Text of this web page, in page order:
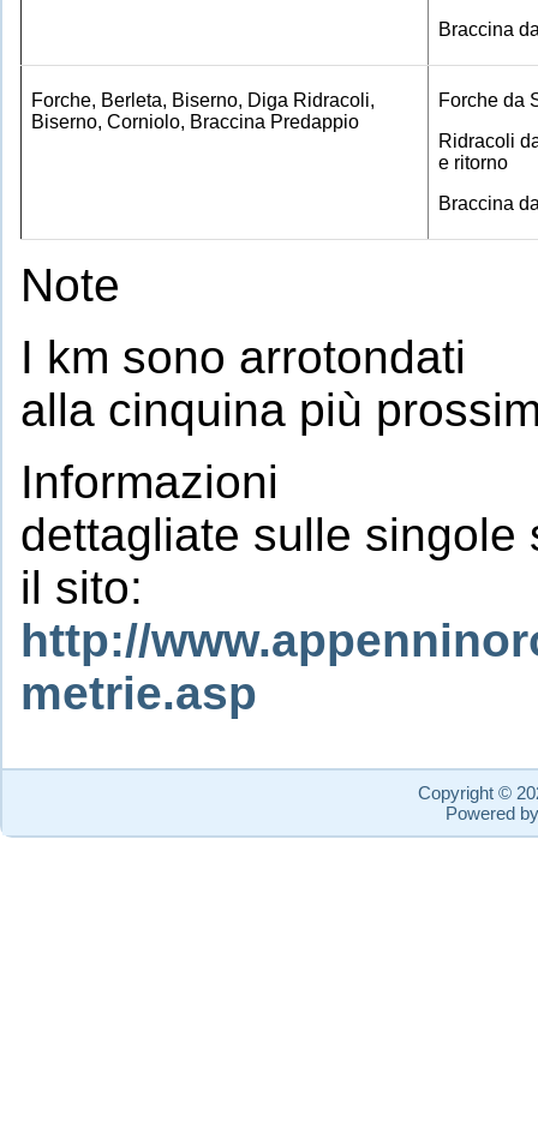
Braccina
Forche, Berleta, Biserno, Diga Ridracoli,
Biserno, Corniolo, Braccina Predappio
Forche da
Ridracoli
e ritorno
Braccina
Note
I km sono arrotondati
alla cinquina più
Informazioni
dettagliate sulle
il sito:
http://
metrie.asp
Copyright ©
Powered